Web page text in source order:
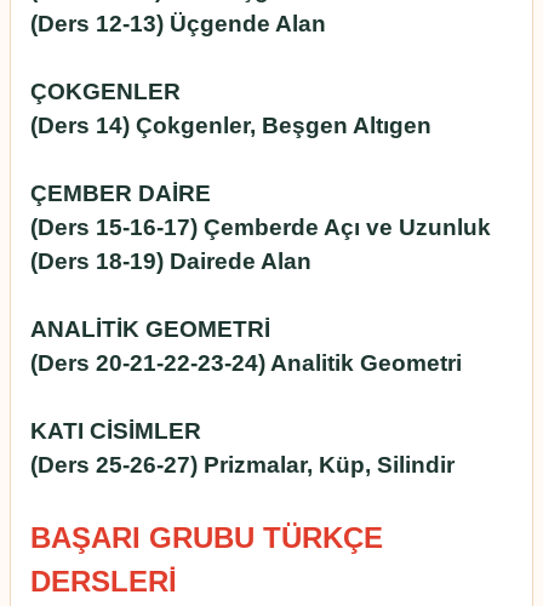
(Ders 12-13) Üçgende Alan
ÇOKGENLER
(Ders 14) Çokgenler, Beşgen Altıgen
ÇEMBER DAİRE
(Ders 15-16-17) Çemberde Açı ve Uzunluk
(Ders 18-19) Dairede Alan
ANALİTİK GEOMETRİ
(Ders 20-21-22-23-24) Analitik Geometri
KATI CİSİMLER
(Ders 25-26-27) Prizmalar, Küp, Silindir
BAŞARI GRUBU TÜRKÇE
DERSLERİ